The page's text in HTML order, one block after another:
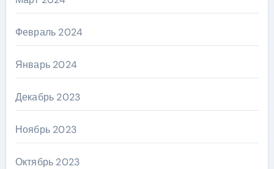
Февраль 2024
Январь 2024
Декабрь 2023
Ноябрь 2023
Октябрь 2023